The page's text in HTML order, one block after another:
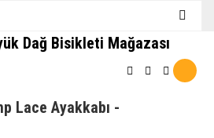
Dağ Bisikleti Mağazası
Lace Ayakkabı -